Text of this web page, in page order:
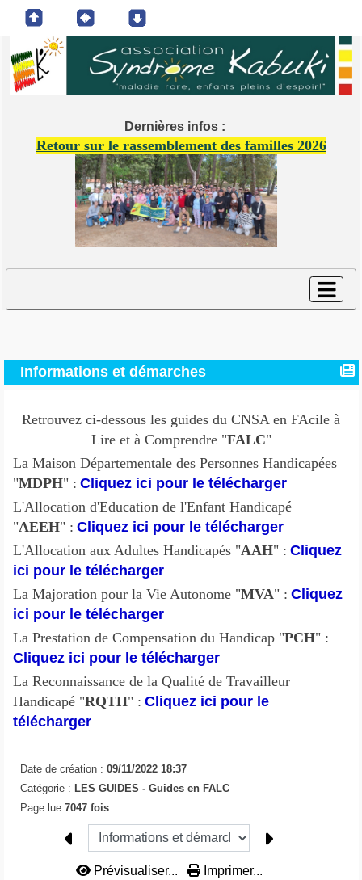
Dernières infos :
Retour sur le rassemblement des familles 2026
Informations et démarches
Retrouvez ci-dessous les guides du CNSA en FAcile à
Lire et à Comprendre "FALC"
La Maison Départementale des Personnes Handicapées
"MDPH" : Cliquez ici pour le télécharger
L'Allocation d'Education de l'Enfant Handicapé
"AEEH" : Cliquez ici pour le télécharger
L'Allocation aux Adultes Handicapés "AAH" : Cliquez
ici pour le télécharger
La Majoration pour la Vie Autonome "MVA" : Cliquez
ici pour le télécharger
La Prestation de Compensation du Handicap "PCH" :
Cliquez ici pour le télécharger
La Reconnaissance de la Qualité de Travailleur
Handicapé "RQTH" : Cliquez ici pour le
télécharger
Date de création : 09/11/2022 18:37
Catégorie : LES GUIDES - Guides en FALC
Page lue 7047 fois
Prévisualiser... Imprimer...